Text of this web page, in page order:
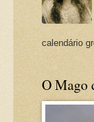
calendário
O Mago